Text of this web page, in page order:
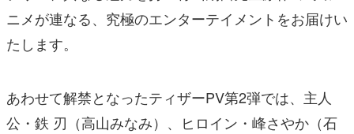
ニメが連なる、究極のエンターテイメントをお届けい
たします。
あわせて解禁となったティザーPV第2弾では、主⼈
公・鉄 刃（⾼⼭みなみ）、ヒロイン・峰さやか（⽯